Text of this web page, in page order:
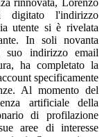
l'indirizzo
utente si è rivelata
In soli novanta
suo indirizzo email
ha completato la
specificamente
Al momento del
artificiale della
di profilazione
aree di interesse